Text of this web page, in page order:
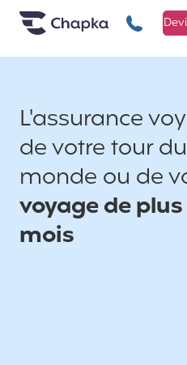
Chapka +33 1 74 85
L'assurance
de votre tour du
monde ou de
voyage de plus
mois